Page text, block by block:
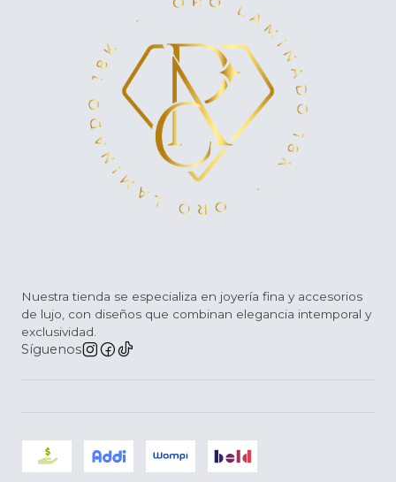
Nuestra tienda se especializa en joyería fina y accesorios
de lujo, con diseños que combinan elegancia intemporal y
exclusividad.
Síguenos